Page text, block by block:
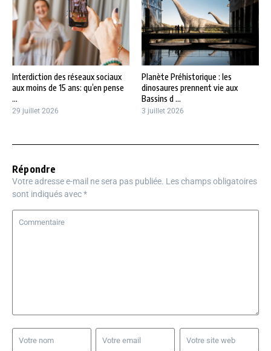
Interdiction des réseaux sociaux
aux moins de 15 ans: qu’en pense
...
29 juillet 2026
Planète Préhistorique : les
dinosaures prennent vie aux
Bassins d ...
3 juillet 2026
Répondre
Votre adresse e-mail ne sera pas publiée. Les champs obligatoires
sont indiqués avec*